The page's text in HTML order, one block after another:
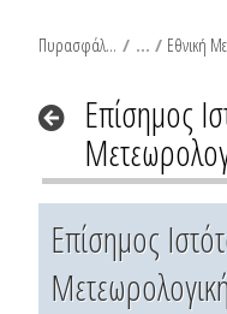
Πυρασφάλεια /
Επίσημος
Επίσημος